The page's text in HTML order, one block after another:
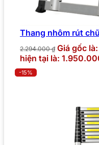
Thang nhôm rút
2.294.000₫ Giá gốc
hiện tại là:
-15%